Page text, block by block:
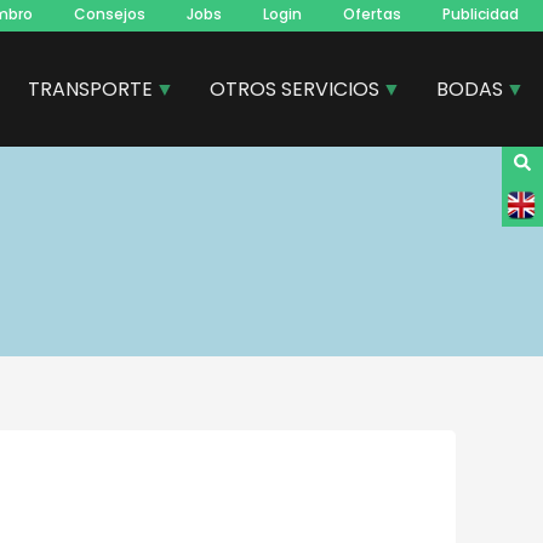
Consejos Jobs Login Ofertas Publicidad
TRANSPORTE OTROS SERVICIOS BODAS